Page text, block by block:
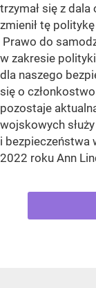
trzymał się z
zmienił tę
Prawo do
w zakresie
dla naszego
się o
pozostaje
wojskowych
i bezpieczeństwa
2022 roku Ann